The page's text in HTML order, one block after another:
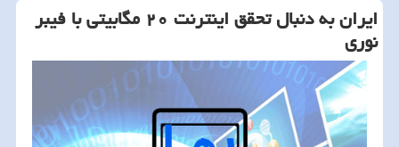
ایران به دنبال تحقق اینترنت ۲۰ مگابیتی با فیبر
نوری